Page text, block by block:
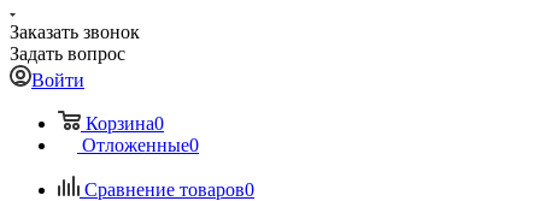
Заказать звонок
Задать вопрос
Войти
Корзина0
Отложенные0
Сравнение товаров0